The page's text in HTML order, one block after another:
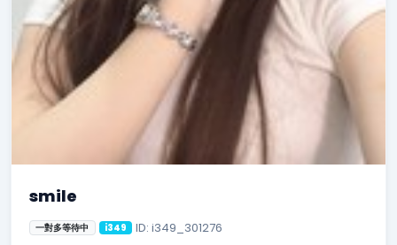
smile
一對多等待中 i349 ID: i349_301276